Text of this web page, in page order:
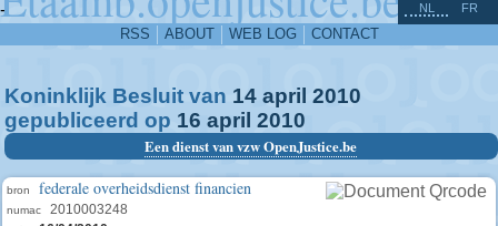
-
RSS ABOUT WEB LOG CONTACT
NL FR
Koninklijk Besluit van 14 april 2010
gepubliceerd op 16 april 2010
Een dienst van vzw OpenJustice.be
bron federale overheidsdienst financien
numac 2010003248
^